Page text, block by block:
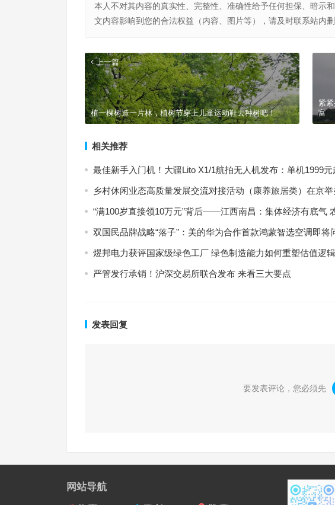
本人不对其内容的真实性、完整性、准确性给予任何担保、暗示
文内容影响到您的合法权益（内容、图片等），请及时联系站内删
上一篇
植一棵树造一片林，植树节穿上儿童运动鞋去种树吧！
紧
富
相关推荐
最佳新手入门机！大疆Lito X1/1航拍无人机发布：单机1999元
乡村休闲业态高质量发展交流对接活动（康养旅居类）在京举
“满100岁直接领10万元”背后——江西南昌：集体经济有底气
双国民品牌战略“落子”：美的华为合作首款鸿蒙智选空调即
煜邦电力获评国家级绿色工厂 绿色制造能力如何重塑估值逻辑
严管发行承销！沪深交易所联合发布 来看三大要点
发表回复
要发表评论，您必须先
网站导航